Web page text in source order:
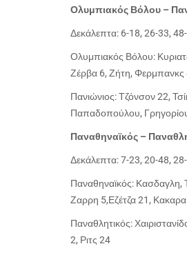
Ολυμπιακός Βόλου –
Δεκάλεπτα: 6-18, 26-33,
Ολυμπιακός Βόλου:
Ζέρβα 6, Ζήτη, Φερμπανκς
Πανιώνιος: Τζόνσον 22,
Παπαδοπούλου,
Παναθηναϊκός –
Δεκάλεπτα: 7-23, 20-48,
Παναθηναϊκός: Κασδαγλη,
Ζαρρη 5,Εζέτζα 21,
Παναθλητικός:
2, Ριτς 24